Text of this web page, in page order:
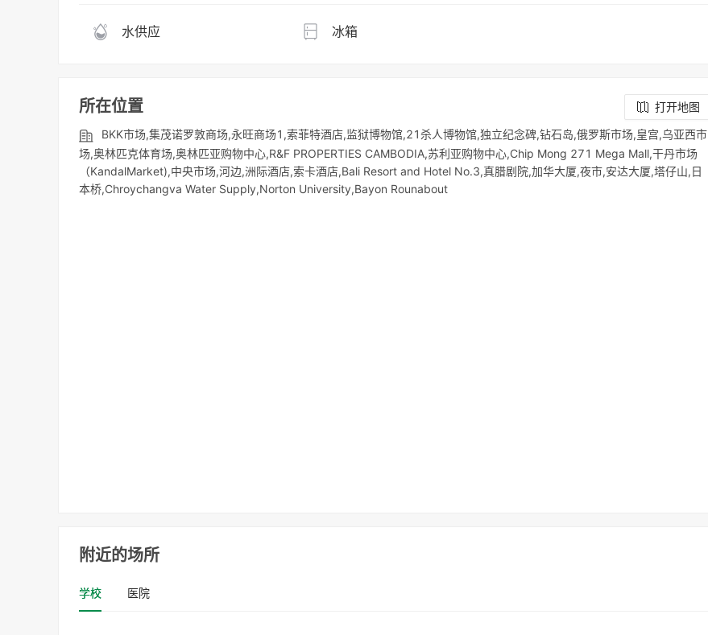
水供应 冰箱
所在位置
打开地图
BKK市场,集茂诺罗敦商场,永旺商场1,索菲特酒店,监狱博物馆,21杀人博物馆,独立纪念碑,钻石岛,俄罗斯市场,皇宫,乌亚西市
场,奥林匹克体育场,奥林匹亚购物中心,R&F PROPERTIES CAMBODIA,苏利亚购物中心,Chip Mong 271 Mega Mall,干丹市场
（KandalMarket),中央市场,河边,洲际酒店,索卡酒店,Bali Resort and Hotel No.3,真腊剧院,加华大厦,夜市,安达大厦,塔仔山,日
本桥,Chroychangva Water Supply,Norton University,Bayon Rounabout
附近的场所
学校 医院